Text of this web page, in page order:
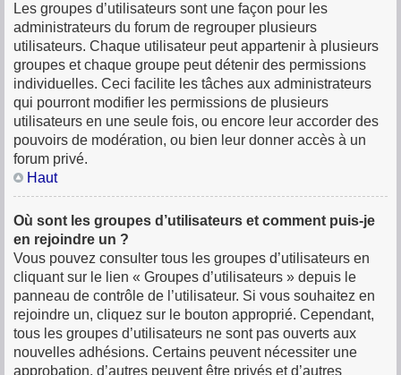
Les groupes d’utilisateurs sont une façon pour les
administrateurs du forum de regrouper plusieurs
utilisateurs. Chaque utilisateur peut appartenir à plusieurs
groupes et chaque groupe peut détenir des permissions
individuelles. Ceci facilite les tâches aux administrateurs
qui pourront modifier les permissions de plusieurs
utilisateurs en une seule fois, ou encore leur accorder des
pouvoirs de modération, ou bien leur donner accès à un
forum privé.
Haut
Où sont les groupes d’utilisateurs et comment puis-je
en rejoindre un ?
Vous pouvez consulter tous les groupes d’utilisateurs en
cliquant sur le lien « Groupes d’utilisateurs » depuis le
panneau de contrôle de l’utilisateur. Si vous souhaitez en
rejoindre un, cliquez sur le bouton approprié. Cependant,
tous les groupes d’utilisateurs ne sont pas ouverts aux
nouvelles adhésions. Certains peuvent nécessiter une
approbation, d’autres peuvent être privés et d’autres